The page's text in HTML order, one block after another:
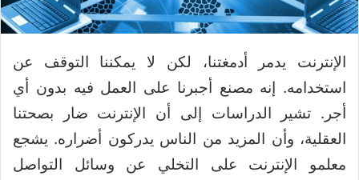
الإنترنت يدمر أدمغتنا، لكن لا يمكننا التوقف عن
استخدامه. إنه مصنع أجبرنا على العمل فيه بدون أي
أجر. تشير الدراسات إلى أن الإنترنت ضار بصحتنا
العقلية، وأن المزيد من الناس يدركون أضراره. يشجع
معلمو الإنترنت على التخلي عن وسائل التواصل